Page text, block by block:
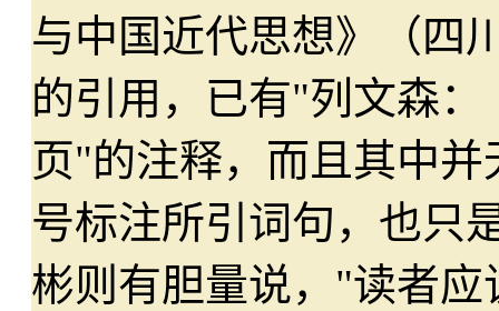
与中国近代思想》（四
的引用，已有"列文森
页"的注释，而且其中
号标注所引词句，也只
彬则有胆量说，"读者